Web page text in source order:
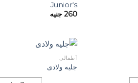
Junior's
260 جنيه
أطفالي
جليه ولادى